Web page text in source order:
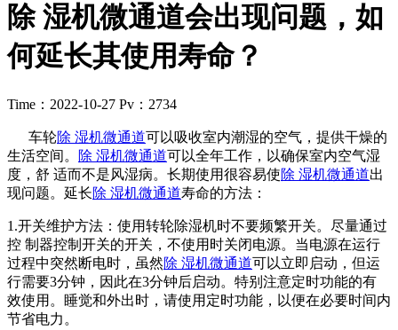
除 湿机微通道会出现问题，如
何延长其使用寿命？
Time：2022-10-27 Pv：2734
车轮除 湿机微通道可以吸收室内潮湿的空气，提供干燥的
生活空间。
除 湿机微通道可以全年工作，以确保室内空气湿
度，舒 适而不是风湿病。长期使用很容易使除 湿机微通道出
现问题。延长除 湿机微通道寿命的方法：
1.开关维护方法：使用转轮除湿机时不要频繁开关。尽量通过
控 制器控制开关的开关，不使用时关闭电源。当电源在运行
过程中突然断电时，虽然除 湿机微通道可以立即启动，但运
行需要3分钟，因此在3分钟后启动。特别注意定时功能的有
效使用。睡觉和外出时，请使用定时功能，以便在必要时间内
节省电力。